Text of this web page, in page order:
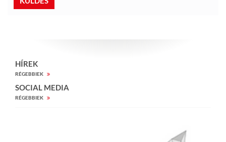
HÍREK
RÉGEBBIEK
SOCIAL MEDIA
RÉGEBBIEK